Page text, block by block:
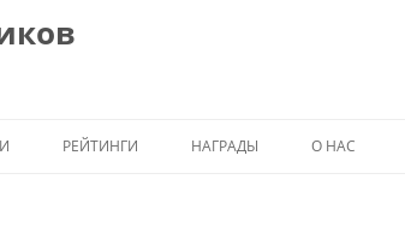
РЕЙТИНГИ НАГРАДЫ О НАС